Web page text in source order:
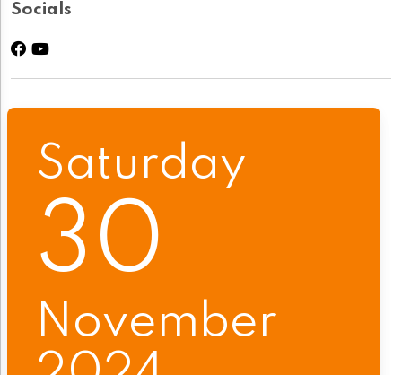
Socials
Saturday
30
November